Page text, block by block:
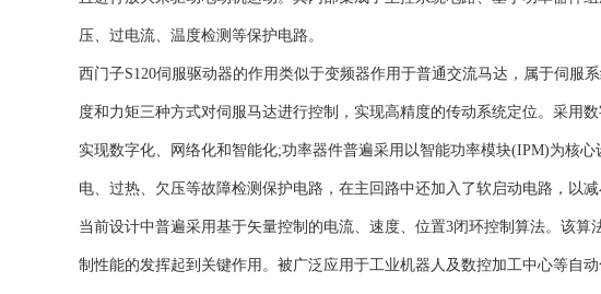
压、过电流、温度检测等保护电路。
西门子S120伺服驱动器的作用类似于变频器作用于普通交流马达，属于伺服
度和力矩三种方式对伺服马达进行控制，实现高精度的传动系统定位。采用
实现数字化、网络化和智能化;功率器件普遍采用以智能功率模块(IPM)为核
电、过热、欠压等故障检测保护电路，在主回路中还加入了软启动电路，以减
当前设计中普遍采用基于矢量控制的电流、速度、位置3闭环控制算法。该
制性能的发挥起到关键作用。被广泛应用于工业机器人及数控加工中心等自